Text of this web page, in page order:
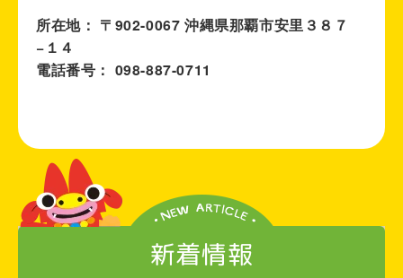
所在地： 〒902-0067 沖縄県那覇市安里３８７
−１４
電話番号： 098-887-0711
新着情報